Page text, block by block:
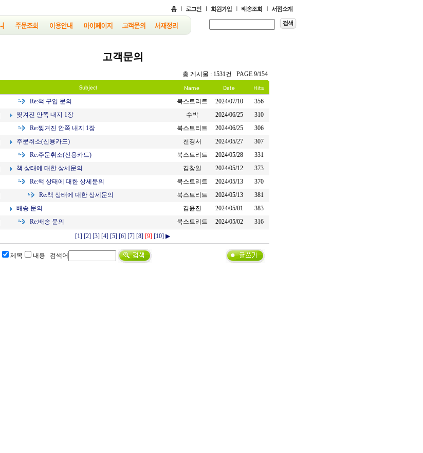
고객문의
총 게시물 : 1531건 PAGE 9/154
Re:책 구입 문의 북스트리트 2024/07/10
356
찢겨진 안쪽 내지 1장 수박 2024/06/25
310
Re:찢겨진 안쪽 내지 1장 북스트리트 2024/06/25
306
주문취소(신용카드) 천경서 2024/05/27
307
Re:주문취소(신용카드) 북스트리트 2024/05/28
331
책 상태에 대한 상세문의 김창일 2024/05/12
373
Re:책 상태에 대한 상세문의 북스트리트 2024/05/13
370
Re:책 상태에 대한 상세문의 북스트리트 2024/05/13
381
배송 문의 김윤진 2024/05/01
383
Re:배송 문의 북스트리트 2024/05/02
316
[1] [2] [3] [4] [5] [6] [7] [8] [9] [10] ▶
제목 내용 검색어